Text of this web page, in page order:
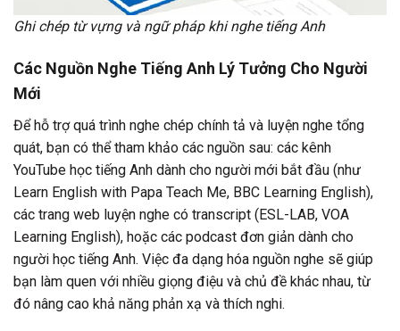
Ghi chép từ vựng và ngữ pháp khi nghe tiếng Anh
Các Nguồn Nghe Tiếng Anh Lý Tưởng Cho Người
Mới
Để hỗ trợ quá trình nghe chép chính tả và luyện nghe tổng
quát, bạn có thể tham khảo các nguồn sau: các kênh
YouTube học tiếng Anh dành cho người mới bắt đầu (như
Learn English with Papa Teach Me, BBC Learning English),
các trang web luyện nghe có transcript (ESL-LAB, VOA
Learning English), hoặc các podcast đơn giản dành cho
người học tiếng Anh. Việc đa dạng hóa nguồn nghe sẽ giúp
bạn làm quen với nhiều giọng điệu và chủ đề khác nhau, từ
đó nâng cao khả năng phản xạ và thích nghi.